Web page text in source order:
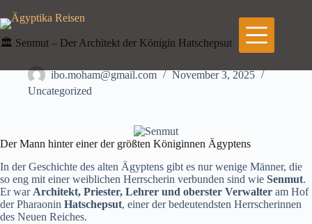
Inhalt
springen
🏛️ Senmut – Der Architekt der Königin Hatschepsut
ibo.moham@gmail.com
November 3, 2025
Uncategorized
Der Mann hinter einer der größten Königinnen Ägyptens
In der Geschichte des alten Ägyptens gibt es nur wenige Männer, die
so eng mit einer weiblichen Herrscherin verbunden sind wie Senmut.
Er war Architekt, Priester, Lehrer und oberster Verwalter am Hof
der Pharaonin Hatschepsut, einer der bedeutendsten Herrscherinnen
des Neuen Reiches.